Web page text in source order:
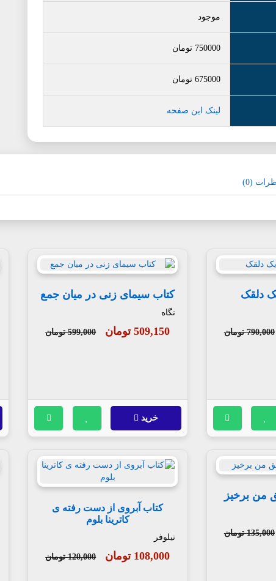
موجود
750000 تومان
675000 تومان
لینک این صفحه
(0)
دلقک
790,000 تومان
کتاب سیمای زنی در میان جمع
نگاه
509,150 تومان 599,000 تومان
خرید
من برخیز
135,000 تومان
کتاب آبروی از دست رفته ی
کاترینا بلوم
نیلوفر
108,000 تومان 120,000 تومان